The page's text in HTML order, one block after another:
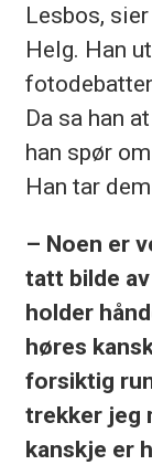
Lesbos,
Helg. Han
Da sa han
han spør
Han tar
– Noen er
tatt bilde
holder
høres
forsiktig
trekker jeg
kanskje er